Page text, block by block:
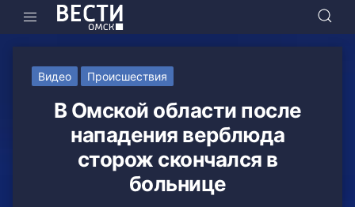
Видео Происшествия
В Омской области после
нападения верблюда
сторож скончался в
больнице